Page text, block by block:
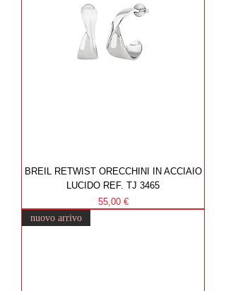
BREIL RETWIST ORECCHINI IN ACCIAIO
LUCIDO REF. TJ 3465
Prezzo
55,00 €
nuovo arrivo